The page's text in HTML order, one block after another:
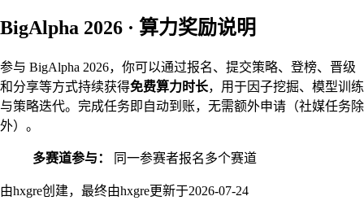
BigAlpha 2026 · 算力奖励说明
参与 BigAlpha 2026，你可以通过报名、提交策略、登榜、晋级
和分享等方式持续获得免费算力时长，用于因子挖掘、模型训练
与策略迭代。完成任务即自动到账，无需额外申请（社媒任务除
外）。
多赛道参与： 同一参赛者报名多个赛道
由hxgre创建，最终由hxgre更新于2026-07-24